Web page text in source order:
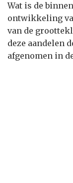
Wat is de
ontwikkeling
van de
deze aandelen
afgenomen in